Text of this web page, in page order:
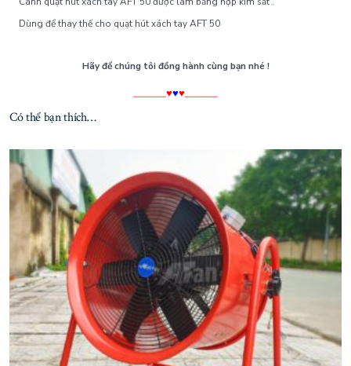
Dùng để thay thế cho quạt hút xách tay AFT 50
Hãy để chúng tôi đồng hành cùng bạn nhé !
_______♥♥♥_______
Có thể bạn thích…